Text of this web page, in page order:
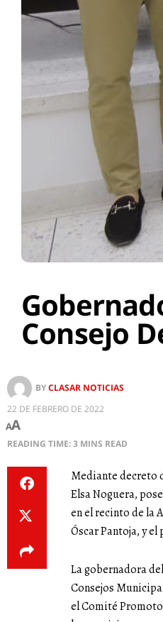
Consejo
BYCLASAR NOTICIAS
22 DE FEBRERO DE 2022
AA
READING TIME: 3 MINS READ
Mediante decreto
Elsa Noguera,
en el recinto de la
Óscar Pantoja, y
La gobernadora
Consejos
el Comité